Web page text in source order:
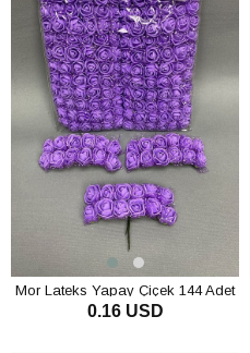
Mor Lateks Yapay Çiçek 144 Adet
0.16 USD